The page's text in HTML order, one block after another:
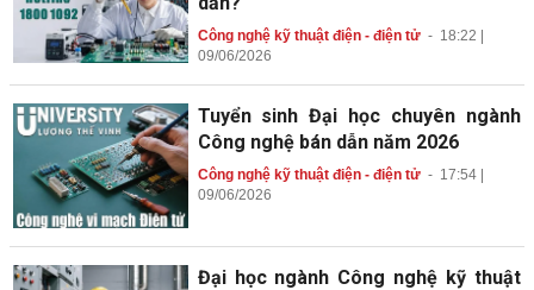
Công nghệ kỹ thuật điện - điện tử- 18:22 |
09/06/2026
Tuyển sinh Đại học chuyên ngành
Công nghệ bán dẫn năm 2026
Công nghệ kỹ thuật điện - điện tử- 17:54 |
09/06/2026
Đại học ngành Công nghệ kỹ thuật